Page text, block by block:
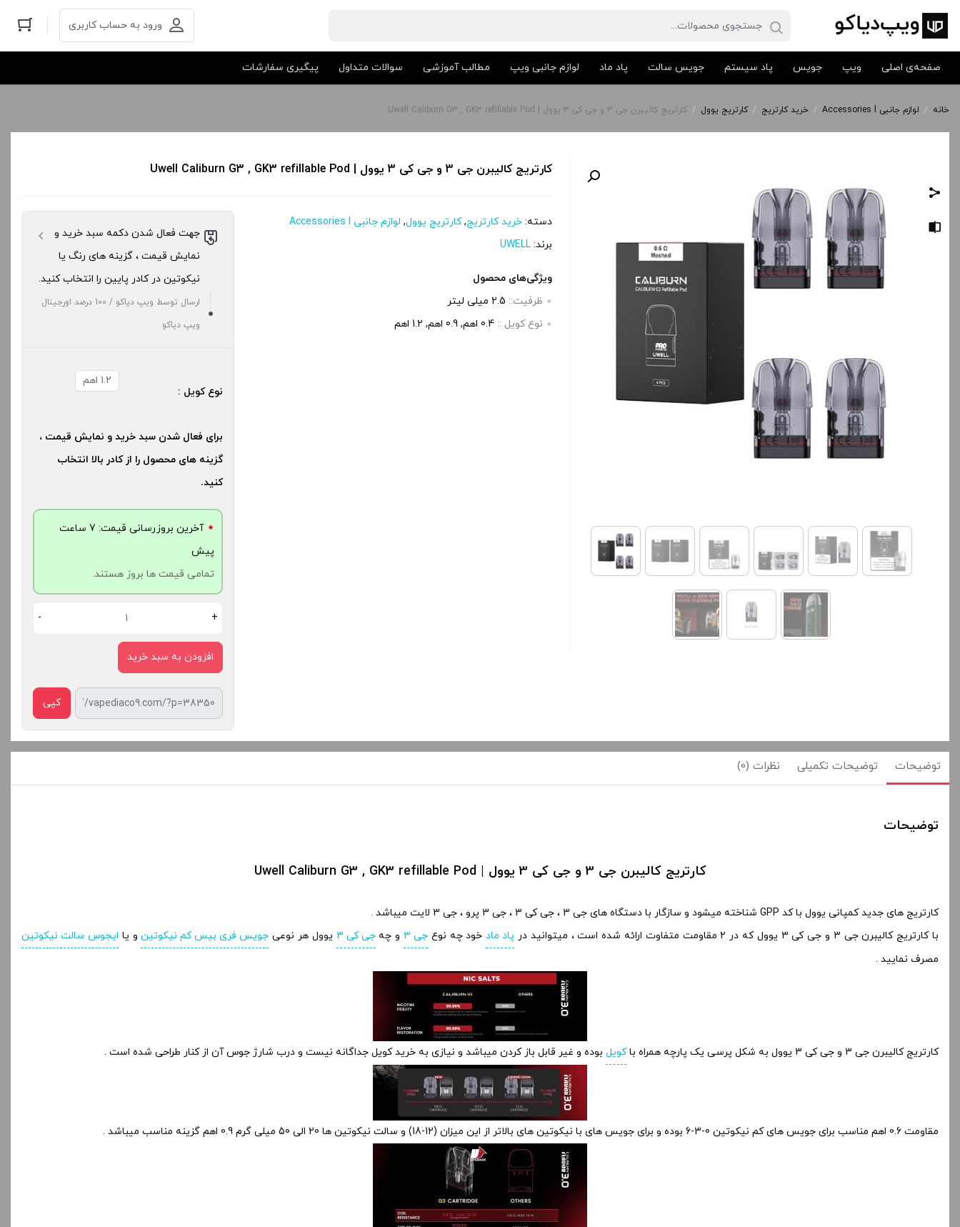
ورود به حساب کاربری
صفحه‌ی اصلی ویپ جویس پاد سیستم جویس سالت پاد ماد لوازم جانبی ویپ مطالب آموزشی سوالات متداول پیگیری سفارشات
خانه / لوازم جانبی Accessories l / خرید کارتریج / کارتریج یوول / کارتریج کالیبرن جی 3 و جی کی 3 یوول | Uwell Caliburn G3 , GK3 refillable Pod
کارتریج کالیبرن جی 3 و جی کی 3 یوول | Uwell Caliburn G3 , GK3 refillable Pod
دسته:خرید کارتریج,کارتریج یوول, لوازم جانبی Accessories l
برند:UWELL
ویژگی‌های محصول
ظرفیت:: 2.5 میلی لیتر
نوع کویل ::0.4 اهم, 0.9 اهم, 1.2 اهم
جهت فعال شدن دکمه سبد خرید و
نمایش قیمت ، گزینه های رنگ یا
نیکوتین در کادر پایین را انتخاب کنید.
ارسال توسط ویپ دیاکو / 100 درصد اورجینال
ویپ دیاکو
نوع کویل :
1.2 اهم
برای فعال شدن سبد خرید و نمایش قیمت ،
گزینه های محصول را از کادر بالا انتخاب
کنید.
آخرین بروزرسانی قیمت: 7 ساعت
پیش
تمامی قیمت ها بروز هستند.
- +
افزودن به سبد خرید
کپی
توضیحات توضیحات تکمیلی نظرات (0)
توضیحات
کارتریج کالیبرن جی 3 و جی کی 3 یوول | Uwell Caliburn G3 , GK3 refillable Pod
کارتریج های جدید کمپانی یوول با کد GPP شناخته میشود و سازگار با دستگاه های جی 3 ، جی کی 3 ، جی 3 پرو ، جی 3 لایت میباشد .
با کارتریج کالیبرن جی 3 و جی کی 3 یوول که در 2 مقاومت متفاوت ارائه شده است ، میتوانید در
پاد مادخود چه نوع جی 3 و چهجی کی 3 یوول هر نوعی جویس فری بیس کم نیکوتینو یا ایجوس سالت نیکوتین
مصرف نمایید .
کارتریج کالیبرن جی 3 و جی کی 3 یوول به شکل پرسی یک پارچه همراه با کویل بوده و غیر قابل باز کردن میباشد و نیازی به خرید کویل جداگانه نیست و درب شارژ جوس آن از کنار طراحی شده است .
مقاومت 0.6 اهم مناسب برای جویس های کم نیکوتین 0-3-6 بوده و برای جویس های با نیکوتین های بالاتر از این میزان (12-18) و سالت نیکوتین ها 20 الی 50 میلی گرم 0.9 اهم گزینه مناسب میباشد .